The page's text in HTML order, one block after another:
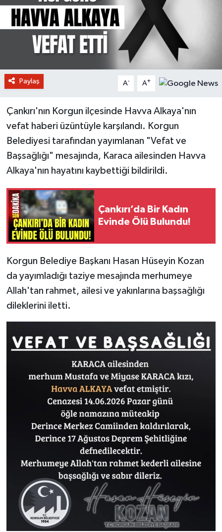
Paylaş A- A+
Çankırı'nın Korgun ilçesinde Havva Alkaya'nın
vefat haberi üzüntüyle karşılandı. Korgun
Belediyesi tarafından yayımlanan "Vefat ve
Başsağlığı" mesajında, Karaca ailesinden Havva
Alkaya'nın hayatını kaybettiği bildirildi.
Çankırı’da Bir Kadın
Evinde Ölü Bulundu!
Korgun Belediye Başkanı Hasan Hüseyin Kozan
da yayımladığı taziye mesajında merhumeye
Allah'tan rahmet, ailesi ve yakınlarına başsağlığı
dileklerini iletti.